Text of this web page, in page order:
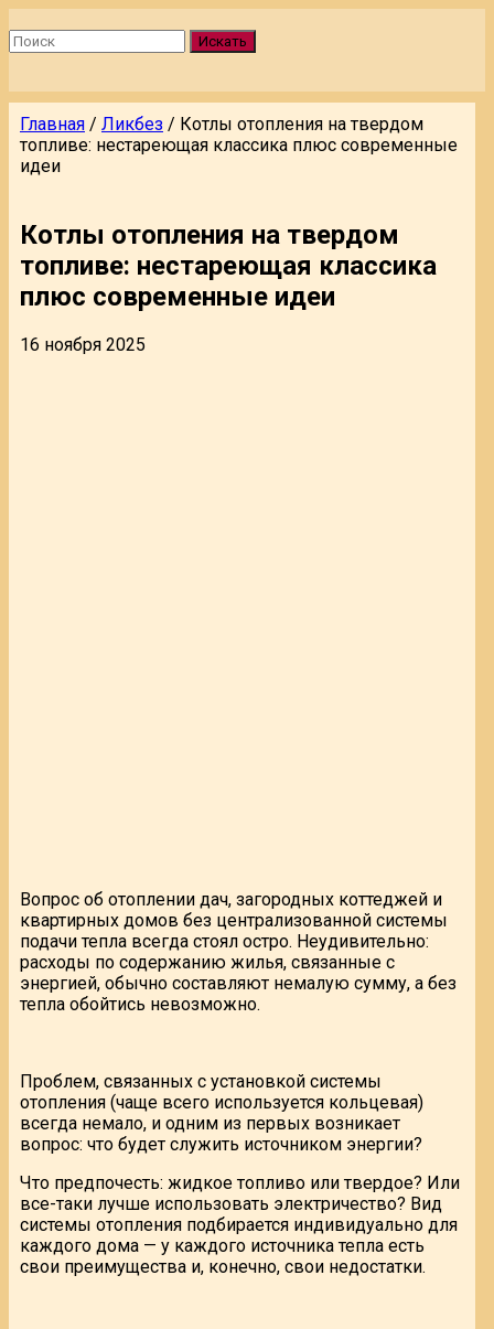
Искать
Главная / Ликбез / Котлы отопления на твердом
топливе: нестареющая классика плюс современные
идеи
Котлы отопления на твердом
топливе: нестареющая классика
плюс современные идеи
16 ноября 2025
Вопрос об отоплении дач, загородных коттеджей и
квартирных домов без централизованной системы
подачи тепла всегда стоял остро. Неудивительно:
расходы по содержанию жилья, связанные с
энергией, обычно составляют немалую сумму, а без
тепла обойтись невозможно.
Проблем, связанных с установкой системы
отопления (чаще всего используется кольцевая)
всегда немало, и одним из первых возникает
вопрос: что будет служить источником энергии?
Что предпочесть: жидкое топливо или твердое? Или
все-таки лучше использовать электричество? Вид
системы отопления подбирается индивидуально для
каждого дома — у каждого источника тепла есть
свои преимущества и, конечно, свои недостатки.